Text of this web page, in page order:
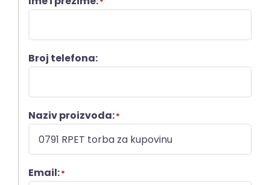
Broj telefona:
Naziv proizvoda:*
Email:*